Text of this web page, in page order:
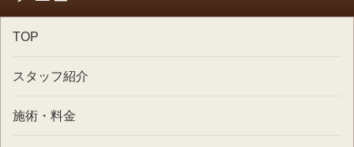
TOP
スタッフ紹介
施術・料金